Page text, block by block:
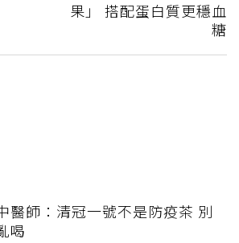
果」 搭配蛋白質更穩血
糖
醫師：清冠一號不是防疫茶 別
喝